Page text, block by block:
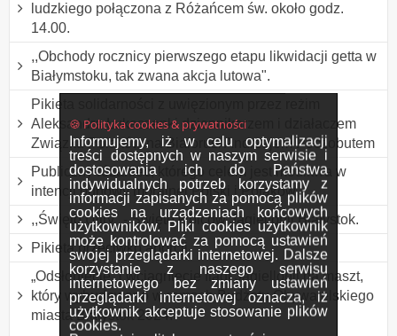
🍪 Polityka cookies & prywatności
Informujemy, iż w celu optymalizacji
treści dostępnych w naszym serwisie i
dostosowania ich do Państwa
indywidualnych potrzeb korzystamy z
informacji zapisanych za pomocą plików
cookies na urządzeniach końcowych
użytkowników. Pliki cookies użytkownik
może kontrolować za pomocą ustawień
swojej przeglądarki internetowej. Dalsze
korzystanie z naszego serwisu
internetowego bez zmiany ustawień
przeglądarki internetowej oznacza, iż
użytkownik akceptuje stosowanie plików
cookies.
ludzkiego połączona z Różańcem św. około godz.
14.00.
,,Obchody rocznicy pierwszego etapu likwidacji getta w
Białymstoku, tak zwana akcja lutowa".
Pikieta solidarności z uwięzionym przez reżim
Aleksandra Łukaszenki dziennikarzem i działaczem
Związku Polaków na Białorusi Andrzejem Poczobutem
Publiczny różaniec, którego celem jest modlitwa w
intencji odnowy moralnej Polski i Polaków.
,,Święto Ultry" - Święto kibiców Jagiellonii Białystok.
Pikieta przeciwko aborcji
„Odsłonięcie” i wciągnięcie flagi Jagiellonii na maszt,
który wybudowano w ramach Budżetu Obywatelskiego
miasta Białystok 2024.